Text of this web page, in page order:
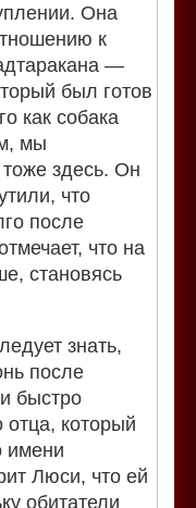
Она
к
—
был готов
как собака
мы
здесь. Он
что
после
что на
становясь
знать,
после
быстро
отца, который
имени
Люси, что ей
обитатели